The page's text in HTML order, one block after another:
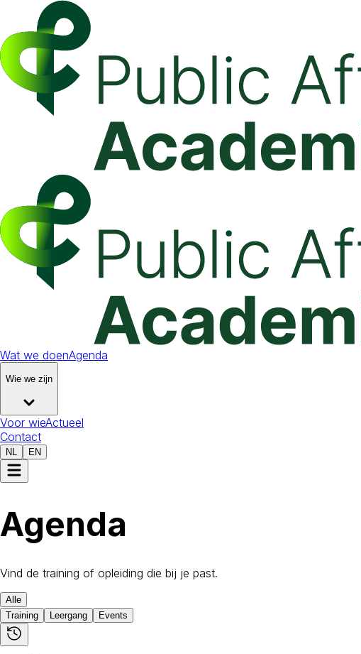
Wat we doenAgenda
Wie we zijn
Voor wieActueel
Contact
NL EN
Agenda
Vind de training of opleiding die bij je past.
Alle
Training
Leergang Events